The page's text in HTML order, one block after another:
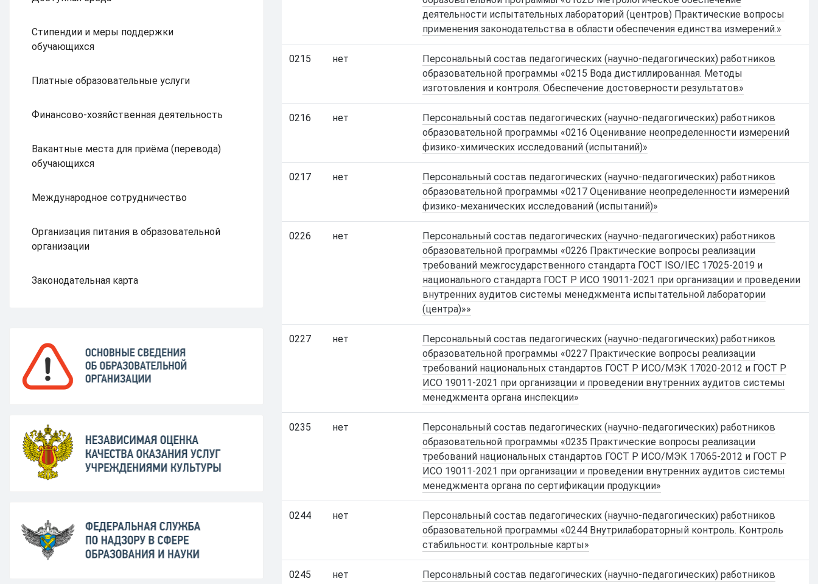
Стипендии и меры поддержки
обучающихся
Платные образовательные услуги
Финансово-хозяйственная деятельность
Вакантные места для приёма (перевода)
обучающихся
Международное сотрудничество
Организация питания в образовательной
организации
Законодательная карта
деятельности испытательных лабораторий (центров) Практические вопросы
применения законодательства в области обеспечения единства измерений.»
0215 нет
Персональный состав педагогических (научно-педагогических) работников
образовательной программы «0215 Вода дистиллированная. Методы
изготовления и контроля. Обеспечение достоверности результатов»
0216 нет
Персональный состав педагогических (научно-педагогических) работников
образовательной программы «0216 Оценивание неопределенности измерений
физико-химических исследований (испытаний)»
0217 нет
Персональный состав педагогических (научно-педагогических) работников
образовательной программы «0217 Оценивание неопределенности измерений
физико-механических исследований (испытаний)»
0226 нет
Персональный состав педагогических (научно-педагогических) работников
образовательной программы «0226 Практические вопросы реализации
требований межгосударственного стандарта ГОСТ ISO/IEC 17025-2019 и
национального стандарта ГОСТ Р ИСО 19011-2021 при организации и проведении
внутренних аудитов системы менеджмента испытательной лаборатории
(центра)»»
0227 нет
Персональный состав педагогических (научно-педагогических) работников
образовательной программы «0227 Практические вопросы реализации
требований национальных стандартов ГОСТ Р ИСО/МЭК 17020-2012 и ГОСТ Р
ИСО 19011-2021 при организации и проведении внутренних аудитов системы
менеджмента органа инспекции»
0235 нет
Персональный состав педагогических (научно-педагогических) работников
образовательной программы «0235 Практические вопросы реализации
требований национальных стандартов ГОСТ Р ИСО/МЭК 17065-2012 и ГОСТ Р
ИСО 19011-2021 при организации и проведении внутренних аудитов системы
менеджмента органа по сертификации продукции»
0244 нет
Персональный состав педагогических (научно-педагогических) работников
образовательной программы «0244 Внутрилабораторный контроль. Контроль
стабильности: контрольные карты»
0245 нет
Персональный состав педагогических (научно-педагогических) работников